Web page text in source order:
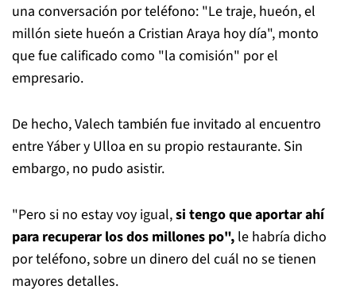
una conversación por teléfono: "Le traje, hueón, el
millón siete hueón a Cristian Araya hoy día", monto
que fue calificado como "la comisión" por el
empresario.
De hecho, Valech también fue invitado al encuentro
entre Yáber y Ulloa en su propio restaurante. Sin
embargo, no pudo asistir.
"Pero si no estay voy igual,si tengo que aportar ahí
para recuperar los dos millones po", le habría dicho
por teléfono, sobre un dinero del cuál no se tienen
mayores detalles.